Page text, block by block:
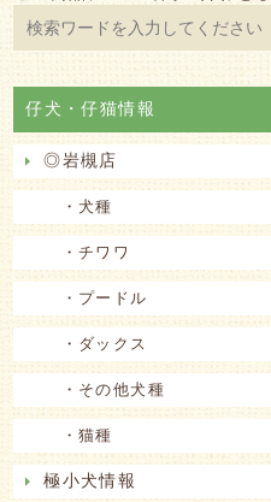
仔犬・仔猫情報
◎岩槻店
・犬種
・チワワ
・プードル
・ダックス
・その他犬種
・猫種
極小犬情報